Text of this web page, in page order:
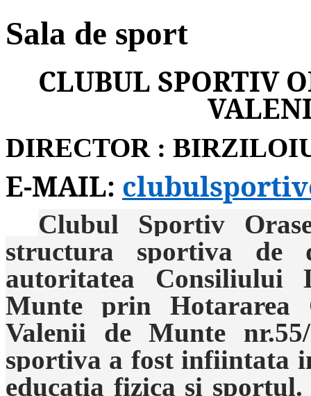
Sala de sport
CLUBUL SPORTIV
DIRECTOR :
E-MAIL:
Clubul Sportiv
structura sportiva de
autoritatea
Munte prin Hotararea
Valenii de Munte nr.55/
sportiva a fost infiintata
educatia fizica si